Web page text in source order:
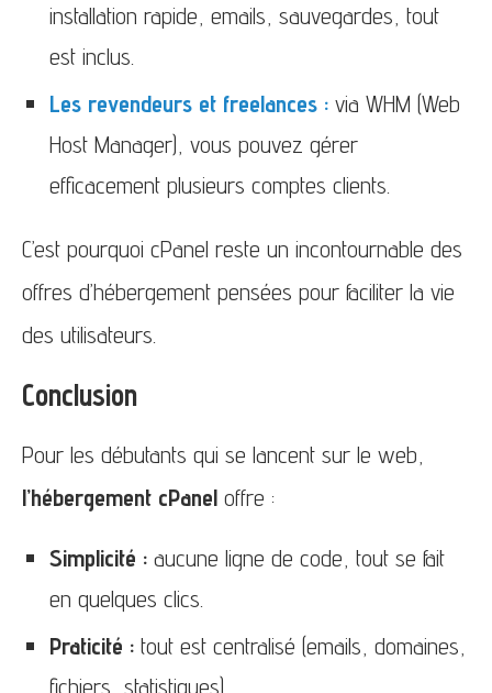
installation rapide, emails, sauvegardes, tout
est inclus.
Les revendeurs et freelances : via WHM (Web
Host Manager), vous pouvez gérer
efficacement plusieurs comptes clients.
C’est pourquoi cPanel reste un incontournable des
offres d’hébergement pensées pour faciliter la vie
des utilisateurs.
Conclusion
Pour les débutants qui se lancent sur le web,
l’hébergement cPanel offre :
Simplicité : aucune ligne de code, tout se fait
en quelques clics.
Praticité : tout est centralisé (emails, domaines,
fichiers, statistiques).